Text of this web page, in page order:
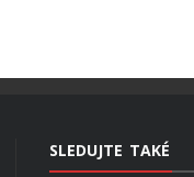
SLEDUJTE TAKÉ